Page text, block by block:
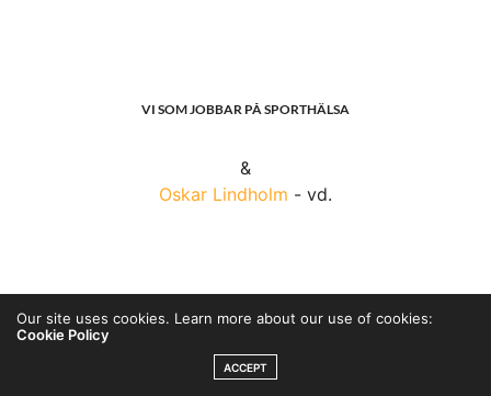
VI SOM JOBBAR PÅ SPORTHÄLSA
&
Oskar Lindholm - vd.
Our site uses cookies. Learn more about our use of cookies:
Cookie Policy
ACCEPT